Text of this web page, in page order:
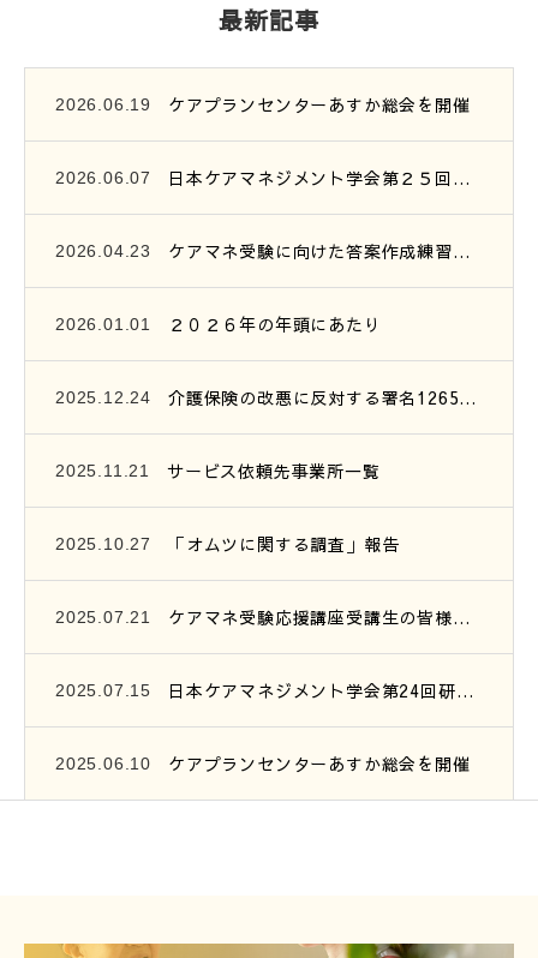
最新記事
2026.06.19 ケアプランセンターあすか総会を開催
2026.06.07 日本ケアマネジメント学会第２５回研究大会参加報告
2026.04.23 ケアマネ受験に向けた答案作成練習会開催のご案内
2026.01.01 ２０２６年の年頭にあたり
2025.12.24 介護保険の改悪に反対する署名1265筆を提出
2025.11.21 サービス依頼先事業所一覧
2025.10.27 「オムツに関する調査」報告
2025.07.21 ケアマネ受験応援講座受講生の皆様へ、連絡です。
2025.07.15 日本ケアマネジメント学会第24回研究大会参加報告
2025.06.10 ケアプランセンターあすか総会を開催